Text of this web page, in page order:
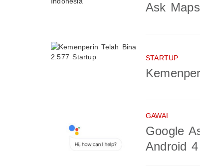
Ask
STARTUP
GAWAI
Google
Android